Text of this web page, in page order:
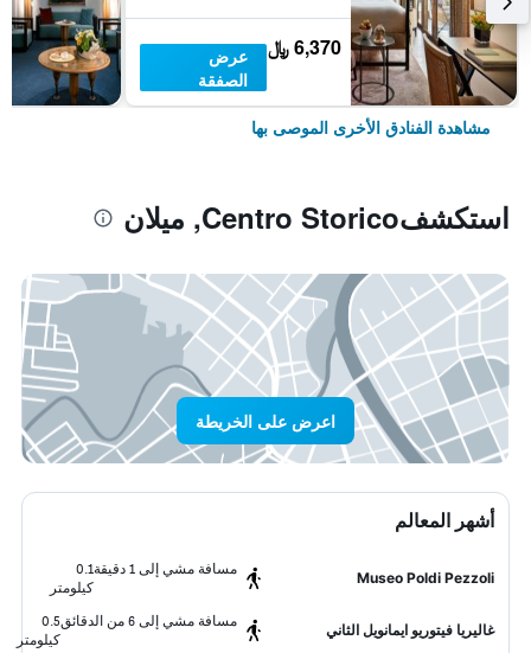
6,370 ﷼
عرض
الصفقة
مشاهدة الفنادق الأخرى الموصى بها
استكشفCentro Storico, ميلان
اعرض على الخريطة
أشهر المعالم
Museo Poldi Pezzoli
مسافة مشي إلى 1 دقيقة
0.1
كيلومتر
غاليريا فيتوريو ايمانويل الثاني
مسافة مشي إلى 6 من الدقائق
0.5
كيلومتر